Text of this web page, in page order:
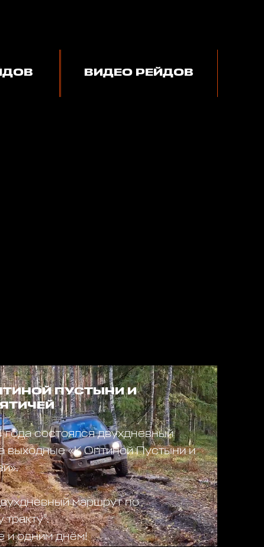
ВИДЕО РЕЙДОВ
ПУСТЫНИ И
состоялся двухдневный
выходные «К Оптиной Пустыни и
маршрут по
и одним днём!